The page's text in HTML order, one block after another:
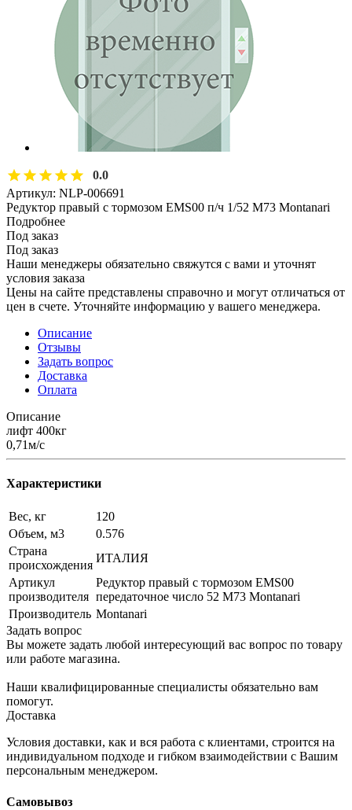
0.0
Артикул: NLP-006691
Редуктор правый с тормозом EMS00 п/ч 1/52 M73 Montanari
Подробнее
Под заказ
Под заказ
Наши менеджеры обязательно свяжутся с вами и уточнят
условия заказа
Цены на сайте представлены справочно и могут отличаться от
цен в счете. Уточняйте информацию у вашего менеджера.
Описание
Отзывы
Задать вопрос
Доставка
Оплата
Описание
лифт 400кг
0,71м/с
Характеристики
Вес, кг
120
Объем, м3
0.576
Страна
происхождения
ИТАЛИЯ
Артикул
производителя
Редуктор правый с тормозом EMS00
передаточное число 52 M73 Montanari
Производитель Montanari
Задать вопрос
Вы можете задать любой интересующий вас вопрос по товару
или работе магазина.
Наши квалифицированные специалисты обязательно вам
помогут.
Доставка
Условия доставки, как и вся работа с клиентами, строится на
индивидуальном подходе и гибком взаимодействии с Вашим
персональным менеджером.
Самовывоз